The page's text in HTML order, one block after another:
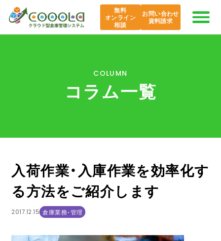
無料
オンライン
相談
お問い合わせ
資料請求
導入事例
課題から探す
COOOLa WES
COLUMN
コラム一覧
入荷作業・入庫作業を効率化す
る方法をご紹介します
2017.12.15 倉庫業務・管理